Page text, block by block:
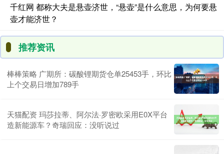
千红网 都称大夫是悬壶济世，“悬壶”是什么意思，为何要悬
壶才能济世？
推荐资讯
棒棒策略 广期所：碳酸锂期货仓单25453手，环比
上个交易日增加789手
天猫配资 玛莎拉蒂、阿尔法·罗密欧采用E0X平台
造新能源车？奇瑞回应：没听说过